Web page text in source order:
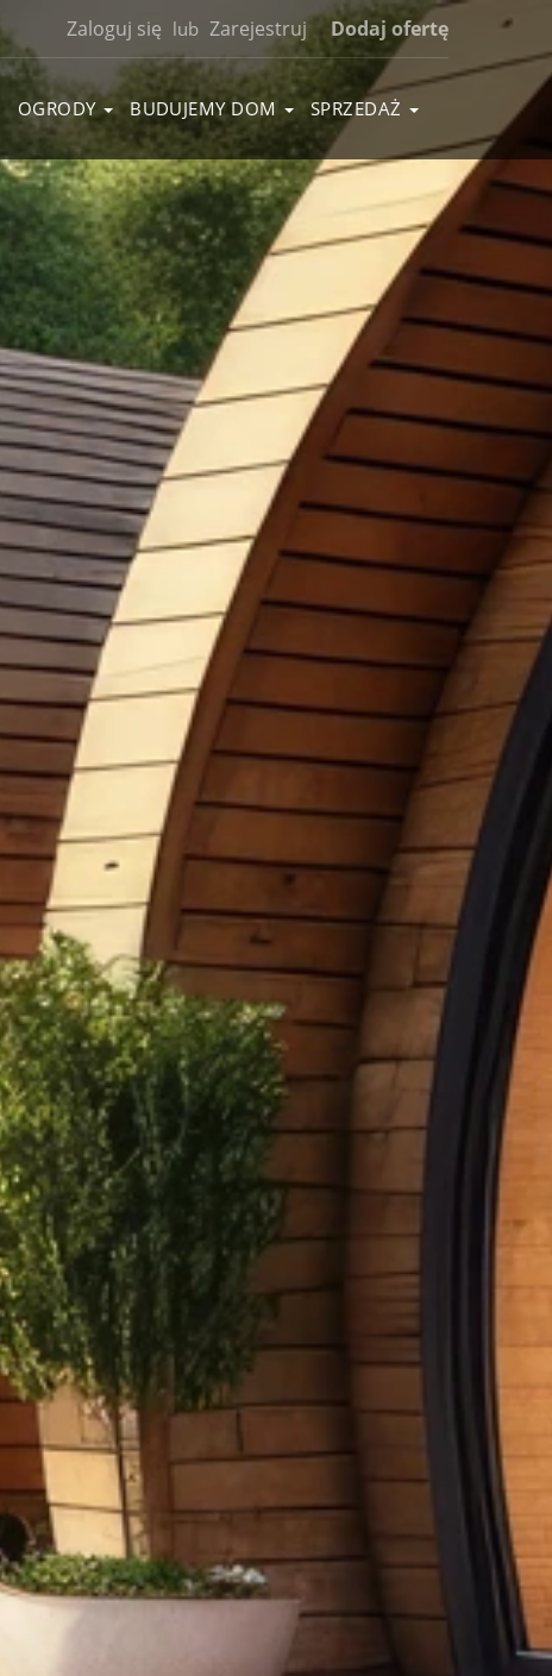
Zaloguj się lub Zarejestruj Dodaj ofertę
OGRODY BUDUJEMY DOM SPRZEDAŻ